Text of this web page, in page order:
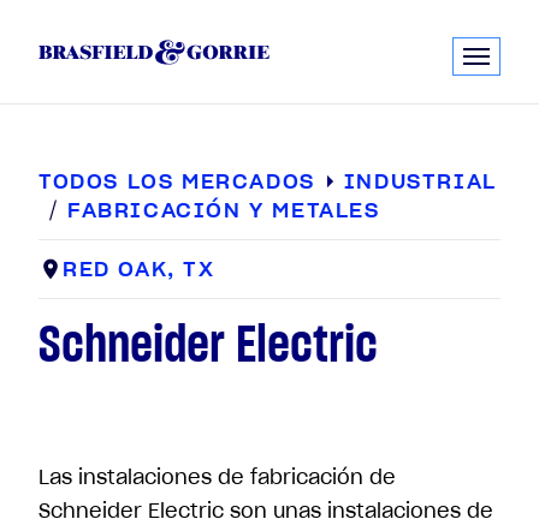
TODOS LOS MERCADOS
INDUSTRIAL
FABRICACIÓN Y METALES
RED OAK, TX
Schneider Electric
Las instalaciones de fabricación de
Schneider Electric son unas instalaciones de